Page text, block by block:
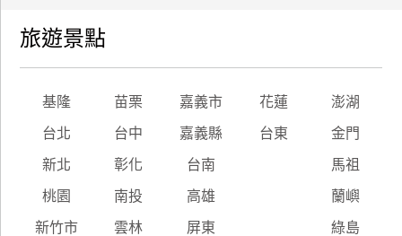
旅遊景點
基隆 苗栗 嘉義市 花蓮 澎湖
台北 台中 嘉義縣 台東 金門
新北 彰化 台南 馬祖
桃園 南投 高雄 蘭嶼
新竹市 雲林 屏東 綠島